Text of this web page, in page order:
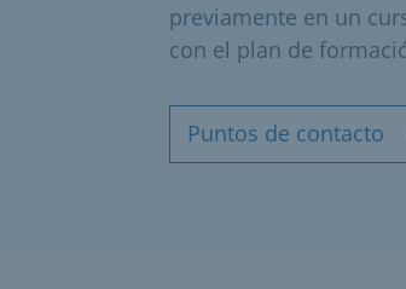
previamente en un
con el plan de
Puntos de contacto